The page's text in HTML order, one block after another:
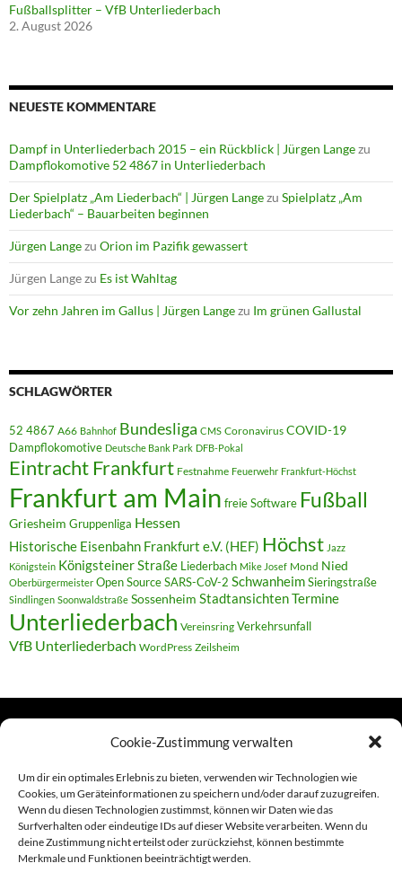
Cookie-Zustimmung verwalten
Um dir ein optimales Erlebnis zu bieten, verwenden wir Technologien wie
Cookies, um Geräteinformationen zu speichern und/oder darauf zuzugreifen.
Wenn du diesen Technologien zustimmst, können wir Daten wie das
Surfverhalten oder eindeutige IDs auf dieser Website verarbeiten. Wenn du
deine Zustimmung nicht erteilst oder zurückziehst, können bestimmte
Merkmale und Funktionen beeinträchtigt werden.
Fußballsplitter – VfB Unterliederbach
2. August 2026
NEUESTE KOMMENTARE
Dampf in Unterliederbach 2015 – ein Rückblick | Jürgen Langezu
Dampflokomotive 52 4867 in Unterliederbach
Der Spielplatz „Am Liederbach“ | Jürgen Langezu Spielplatz „Am
Liederbach“ – Bauarbeiten beginnen
Jürgen Langezu Orion im Pazifik gewassert
Jürgen Langezu Es ist Wahltag
Vor zehn Jahren im Gallus | Jürgen Langezu Im grünen Gallustal
SCHLAGWÖRTER
52 4867 A66 Bahnhof Bundesliga CMS Coronavirus COVID-19
Dampflokomotive Deutsche Bank Park DFB-Pokal
Eintracht Frankfurt Festnahme Feuerwehr Frankfurt-Höchst
Frankfurt am Main freie Software Fußball
Griesheim Gruppenliga Hessen
Historische Eisenbahn Frankfurt e.V. (HEF) Höchst Jazz
Königstein Königsteiner Straße Liederbach Mike Josef Mond Nied
Oberbürgermeister Open SourceSARS-CoV-2 SchwanheimSieringstraße
Sindlingen Soonwaldstraße Sossenheim StadtansichtenTermine
Unterliederbach Vereinsring Verkehrsunfall
VfB Unterliederbach WordPress Zeilsheim
Links
Amiga (alt in Seite)